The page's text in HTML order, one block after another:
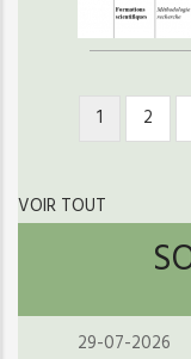
PAGINATION
Page
courante
1 Page
2
VOIR TOUT
29-07-2026